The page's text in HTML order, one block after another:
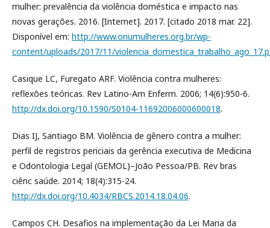
mulher: prevalência da violência doméstica e impacto nas
novas gerações. 2016. [Internet]. 2017. [citado 2018 mar. 22].
Disponível em: http://www.onumulheres.org.br/wp-
content/uploads/2017/11/
Casique LC, Furegato ARF. Violência contra mulheres:
reflexões teóricas. Rev Latino-Am Enferm. 2006; 14(6):950-6.
http://dx.doi.org/10.1590/S0104-11692006000600018.
Dias IJ, Santiago BM. Violência de gênero contra a mulher:
perfil de registros periciais da gerência executiva de Medicina
e Odontologia Legal (GEMOL)–João Pessoa/PB. Rev bras
ciênc saúde. 2014; 18(4):315-24.
http://dx.doi.org/10.4034/RBCS.2014.18.04.06.
Campos CH. Desafios na implementação da Lei Maria da